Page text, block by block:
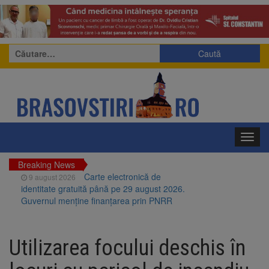
Caută
după:
Breaking News
9 august 2026
Carte electronică de
identitate gratuită până pe 29 august 2026.
Guvernul menține finanțarea prin PNRR
Brașovului vor fi restaurate. Contractul de
finanțare a fost semnat
Utilizarea focului deschis în